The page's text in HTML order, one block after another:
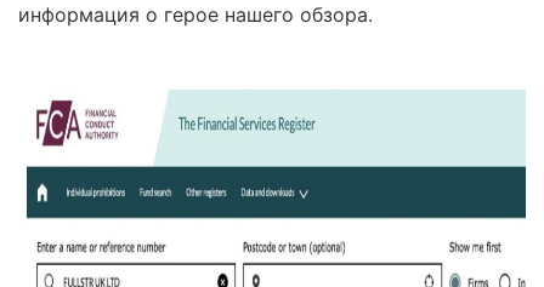
информация о герое нашего обзора.